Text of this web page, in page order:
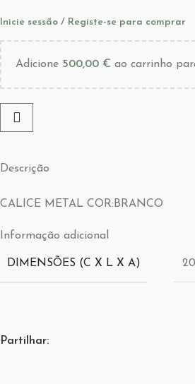
Inicie sessão / Registe-se para comprar
Adicione 500,00 € ao carrinho
Descrição
CALICE METAL COR:BRANCO
Informação adicional
DIMENSÕES (C X L X A)
Partilhar: